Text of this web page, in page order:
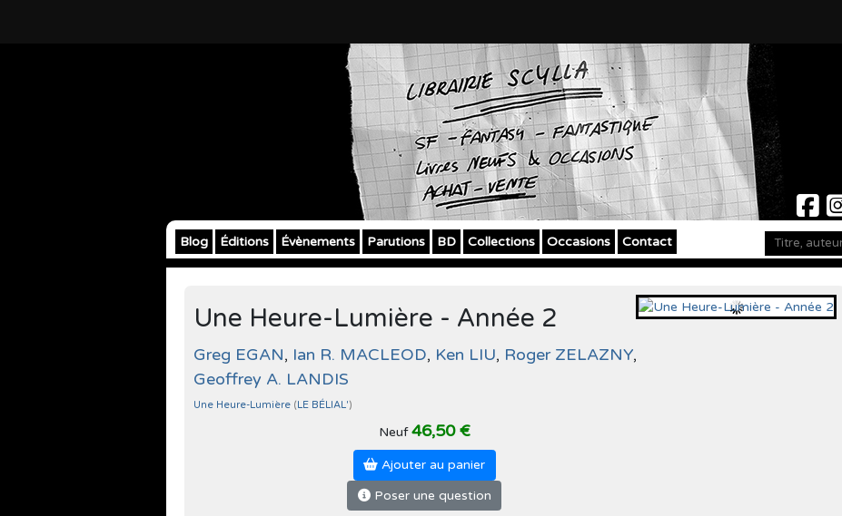
Blog Éditions Évènements Parutions BD Collections Occasions Contact
Une Heure-Lumière - Année 2
Greg EGAN, Ian R. MACLEOD, Ken LIU, Roger ZELAZNY,
Geoffrey A. LANDIS
Une Heure-Lumière (LE BÉLIAL')
Neuf46,50 €
Ajouter au panier
Poser une question